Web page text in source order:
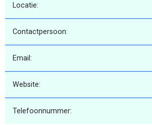
Locatie:
Contactpersoon:
Email:
Website:
Telefoonnummer: